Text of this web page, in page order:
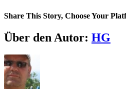
Share This Story, Choose Your
Facebook
X
LinkedIn
Pinterest
E-
Mail
Über den Autor: HG